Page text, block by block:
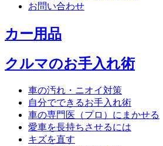
お問い合わせ
カー用品
クルマのお手入れ術
車の汚れ・ニオイ対策
自分でできるお手入れ術
車の専門医（プロ）にまかせる
愛車を長持ちさせるには
キズを直す